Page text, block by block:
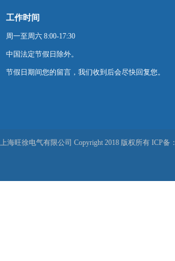
工作时间
周一至周六 8:00-17:30
中国法定节假日除外。
节假日期间您的留言，我们收到后会尽快回复您。
上海旺徐电气有限公司 Copyright 2018 版权所有 ICP备：